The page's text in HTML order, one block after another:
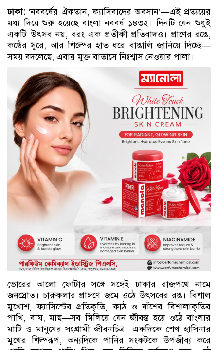
ঢাকা: ‘নববর্ষের ঐকতান, ফ্যাসিবাদের অবসান’—এই প্রত্যয়ের
মধ্য দিয়ে শুরু হয়েছে বাংলা নববর্ষ ১৪৩২। দিনটি যেন শুধুই
একটি উৎসব নয়, বরং এক প্রতীকী প্রতিবাদও। প্রাণের রঙে,
কণ্ঠের সুরে, আর শিল্পের হাত ধরে বাঙালি জানিয়ে দিচ্ছে—
সময় বদলেছে, এবার মুক্ত বাতাসে নিঃশ্বাস নেওয়ার পালা।
ভোরের আলো ফোটার সঙ্গে সঙ্গেই ঢাকার রাজপথে নামে
জনস্রোত। চারুকলার প্রাঙ্গণে জমে ওঠে উৎসবের রঙ। বিশাল
মুখোশ, ফ্যাসিস্টের প্রতিকৃতি, কাঠ ও বাঁশের বিশালাকৃতির
পাখি, বাঘ, মাছ—সব মিলিয়ে যেন জীবন্ত হয়ে ওঠে বাংলার
মাটি ও মানুষের সংগ্রামী জীবনচিত্র। একদিকে শেখ হাসিনার
মুখের শিল্পরূপ, অন্যদিকে পানির সংকটকে উপজীব্য করে